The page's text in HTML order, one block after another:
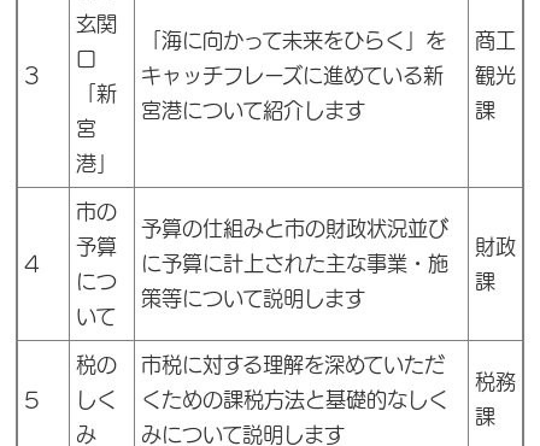
3
玄関
口
「新
宮
港」
「海に向かって未来をひらく」を
キャッチフレーズに進めている新
宮港について紹介します
商工
観光
課
4
市の
予算
につ
いて
予算の仕組みと市の財政状況並び
に予算に計上された主な事業・施
策等について説明します
財政
課
5
税の
しく
み
市税に対する理解を深めていただ
くための課税方法と基礎的なしく
みについて説明します
税務
課